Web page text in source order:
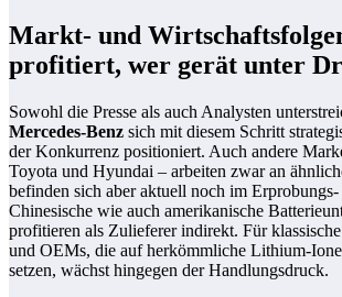
Markt- und
profitiert, wer gerät unter
Sowohl die Presse als auch Analysten
Mercedes-Benz sich mit diesem Schritt
der Konkurrenz positioniert. Auch andere
Toyota und Hyundai – arbeiten zwar an
befinden sich aber aktuell noch im Erprobungs-
Chinesische wie auch amerikanische
profitieren als Zulieferer indirekt. Für
und OEMs, die auf herkömmliche Lithium-
setzen, wächst hingegen der Handlungsdruck.